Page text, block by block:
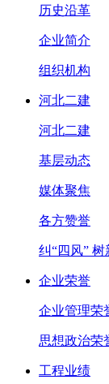
历史沿革
企业简介
组织机构
河北二建
河北二建
基层动态
媒体聚焦
各方赞誉
纠“四风” 树
企业荣誉
企业管理荣
思想政治荣
工程业绩